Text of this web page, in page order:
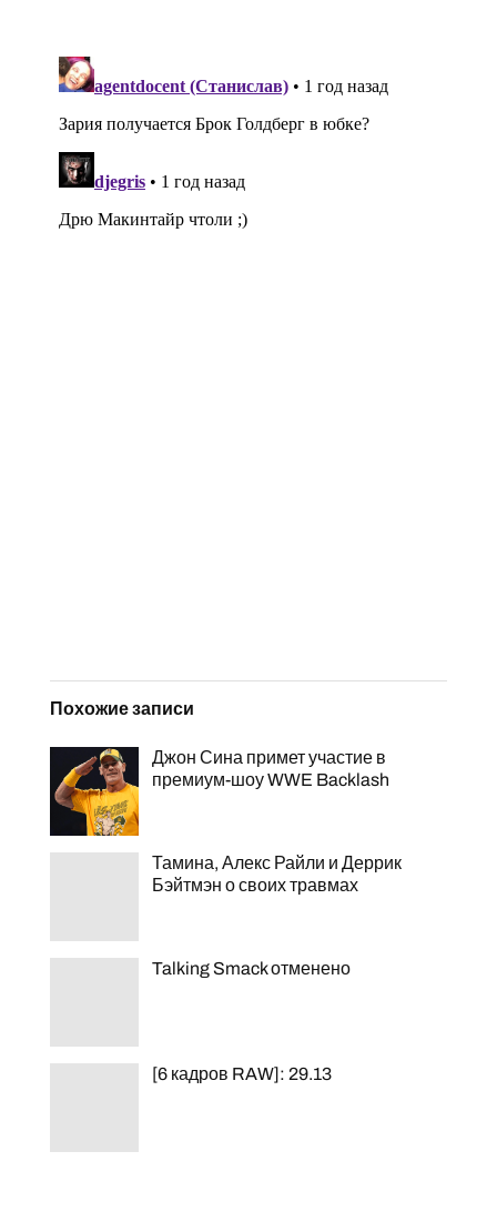
Похожие записи
Джон Сина примет участие в
премиум-шоу WWE Backlash
Тамина, Алекс Райли и Деррик
Бэйтмэн о своих травмах
Talking Smack отменено
[6 кадров RAW]: 29.13